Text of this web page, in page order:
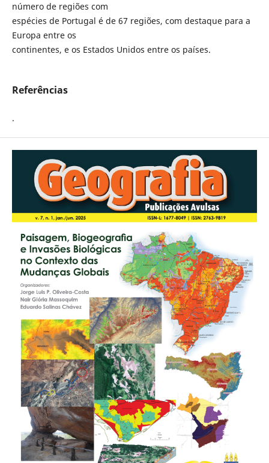
número de regiões com
espécies de Portugal é de 67 regiões, com destaque para a
Europa entre os
continentes, e os Estados Unidos entre os países.
Referências
.